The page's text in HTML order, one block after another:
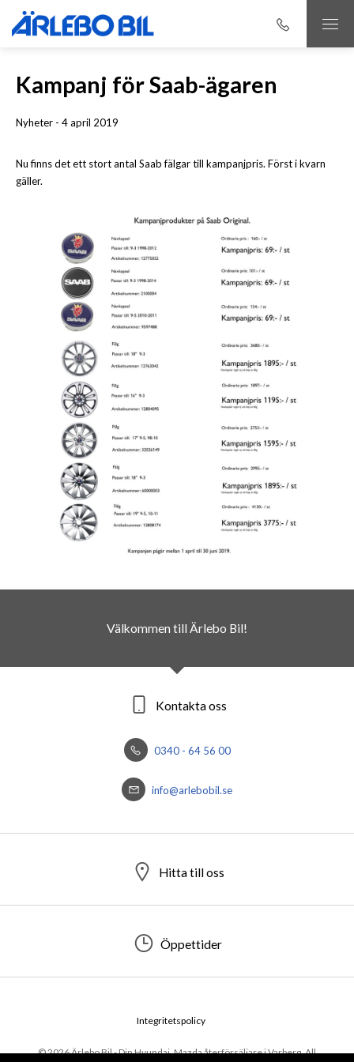
Kampanj för Saab-ägaren
Nyheter - 4 april 2019
Nu finns det ett stort antal Saab fälgar till kampanjpris. Först i kvarn
gäller.
Välkommen till Ärlebo Bil!
Kontakta oss
0340 - 64 56 00
info@arlebobil.se
Hitta till oss
Öppettider
© 2026 Ärlebo Bil - Din Hyundai, Mazda återförsäljare i Varberg. All
Integritetspolicy